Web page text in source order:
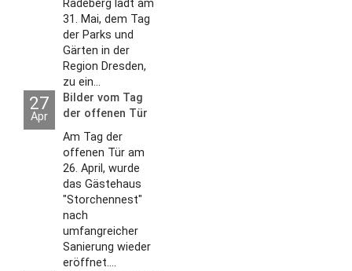
Radeberg lädt am
31. Mai, dem Tag
der Parks und
Gärten in der
Region Dresden,
zu ein...
27
Apr
Bilder vom Tag
der offenen Tür
2026
Am Tag der
offenen Tür am
26. April, wurde
das Gästehaus
"Storchennest"
nach
umfangreicher
Sanierung wieder
eröffnet....